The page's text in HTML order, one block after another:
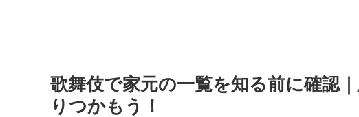
歌舞伎で家元の一覧を知る前に確認
りつかもう！